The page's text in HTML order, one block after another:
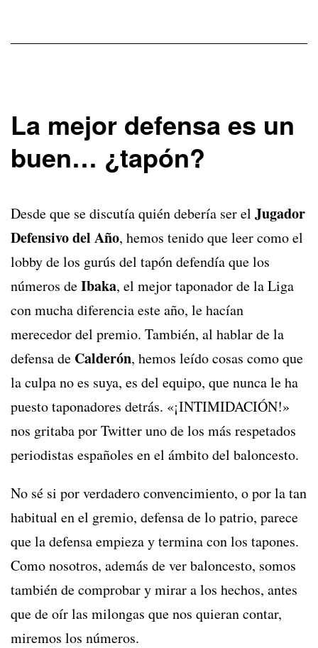
La mejor defensa es un
buen… ¿tapón?
Desde que se discutía quién debería ser el Jugador
Defensivo del Año, hemos tenido que leer como el
lobby de los gurús del tapón defendía que los
números deIbaka, el mejor taponador de la Liga
con mucha diferencia este año, le hacían
merecedor del premio. También, al hablar de la
defensa de Calderón, hemos leído cosas como que
la culpa no es suya, es del equipo, que nunca le ha
puesto taponadores detrás. «¡INTIMIDACIÓN!»
nos gritaba por Twitter uno de los más respetados
periodistas españoles en el ámbito del baloncesto.
No sé si por verdadero convencimiento, o por la tan
habitual en el gremio, defensa de lo patrio, parece
que la defensa empieza y termina con los tapones.
Como nosotros, además de ver baloncesto, somos
también de comprobar y mirar a los hechos, antes
que de oír las milongas que nos quieran contar,
miremos los números.